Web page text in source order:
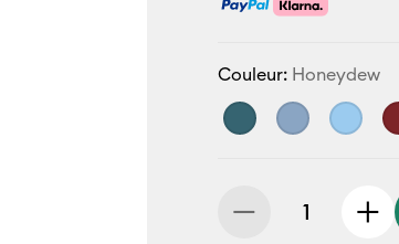
Couleur: Honeydew